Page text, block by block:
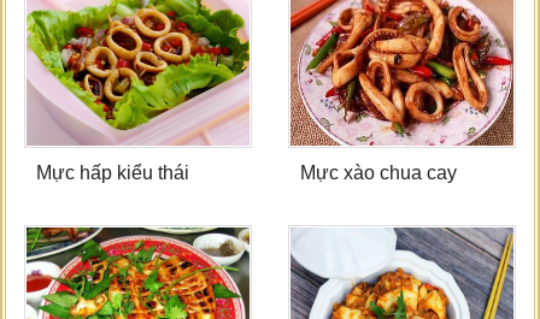
Mực hấp kiểu thái Mực xào chua cay